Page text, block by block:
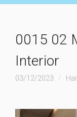
0015 02
Interior
03/12/2023